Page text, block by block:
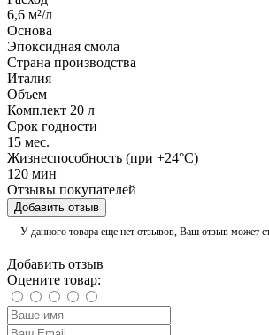
6,6 м²/л
Основа
Эпоксидная смола
Страна производства
Италия
Объем
Комплект 20 л
Срок годности
15 мес.
Жизнеспособность (при +24°C)
120 мин
Отзывы покупателей
Добавить отзыв
У данного товара еще нет отзывов, Ваш отзыв может
Добавить отзыв
Оцените товар: